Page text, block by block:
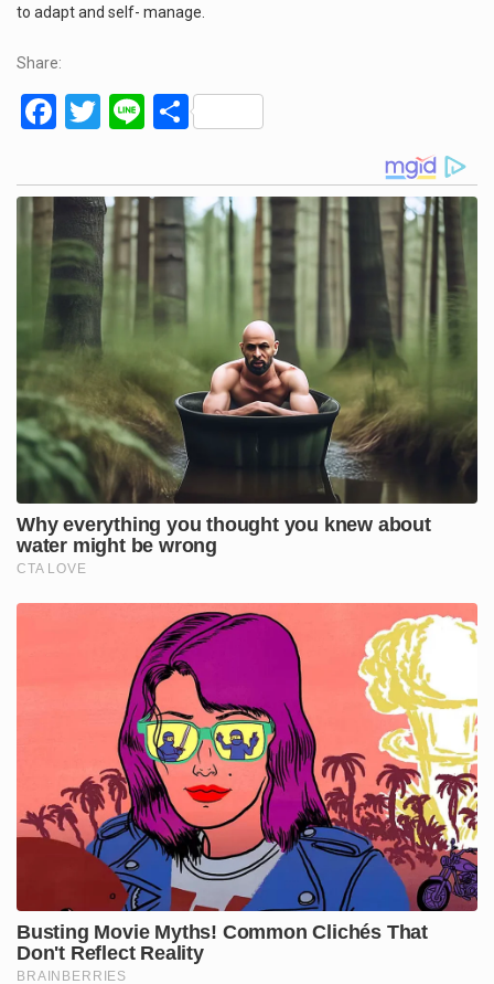
to adapt and self- manage.
Share:
F
ce
o
o
k
T
tt
er
Li
e
S
ar
e